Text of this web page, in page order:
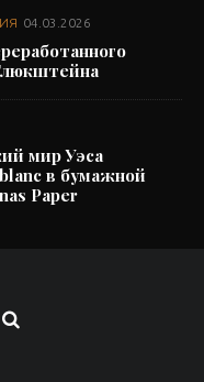
04.03.2026
мир Уэса
в бумажной
Paper